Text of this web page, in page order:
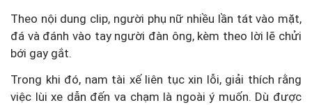
Theo nội dung clip, người phụ nữ nhiều lần tát vào mặt,
đá và đánh vào tay người đàn ông, kèm theo lời lẽ chửi
bới gay gắt.
Trong khi đó, nam tài xế liên tục xin lỗi, giải thích rằng
việc lùi xe dẫn đến va chạm là ngoài ý muốn. Dù được